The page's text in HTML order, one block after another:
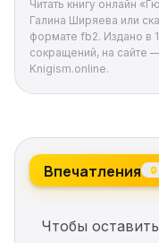
Читать книгу онлайн
Галина Ширяева или
формате fb2. Издано в
сокращений, на сайте
Knigism.online.
Впечатления 0
Чтобы